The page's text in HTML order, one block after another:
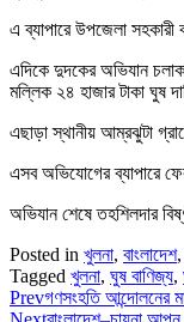
এ ব্যাপারে উপজেলা
এদিকে দুদকের অভিযান
মল্লিক ২৪ হাজার টাকা ঘুষ
এছাড়া স্থানীয় আম্রঝুটা
এসব অভিযোগের ব্যাপারে
অভিযান শেষে তহশিলদার
Posted in খুলনা, বাংলাদেশ,
Tagged খুলনা, ঘুষ বাণিজ্য,
Prevগণসংহতি আন্দোলনের